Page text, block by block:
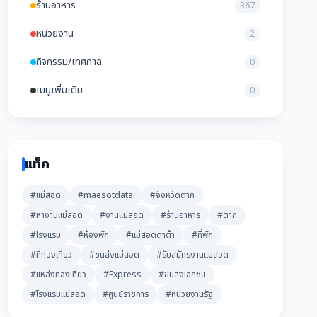
ร้านอาหาร 367
หน่วยงาน 2
กิจกรรม/เทศกาล 0
เมนูเพิ่มเติม 0
แท็ก
#แม่สอด #maesotdata
#จังหวัดตาก
#หางานแม่สอด
#งานแม่สอด #ร้านอาหาร
#ตาก
#โรงแรม
#ห้องพัก #แม่สอดดาต้า
#ที่พัก
#ที่ท่องเที่ยว
#ขนส่งแม่สอด
#รับสมัครงานแม่สอด
#แหล่งท่องเที่ยว
#Express
#ขนส่งเอกชน
#โรงแรมแม่สอด
#ศูนย์ราชการ #หน่วยงานรัฐ